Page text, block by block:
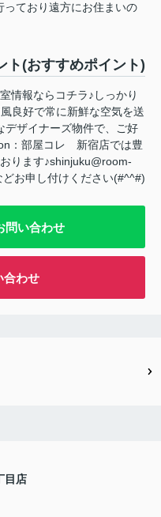
っており遠方にお住まいの
ト(おすすめポイント)
情報ならコチラ♪しっかり
良好で常に新鮮な空気を送
デザイナーズ物件で、ご好
：部屋コレ 新宿店では豊
ります♪shinjuku@room-
お申し付けください(#^^#)
問い合わせ
合わせ
目店